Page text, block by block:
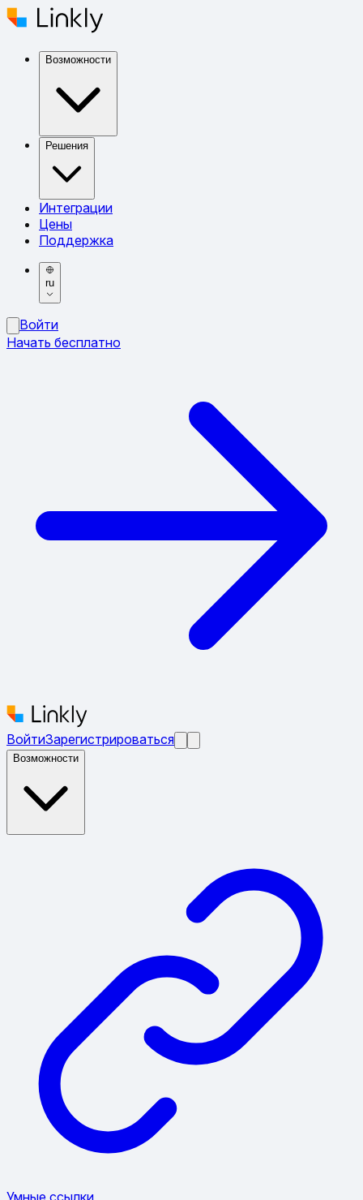
Возможности
Решения
Интеграции
Цены
Поддержка
ru
Войти
Начать бесплатно
ВойтиЗарегистрироваться
Возможности
Умные ссылки